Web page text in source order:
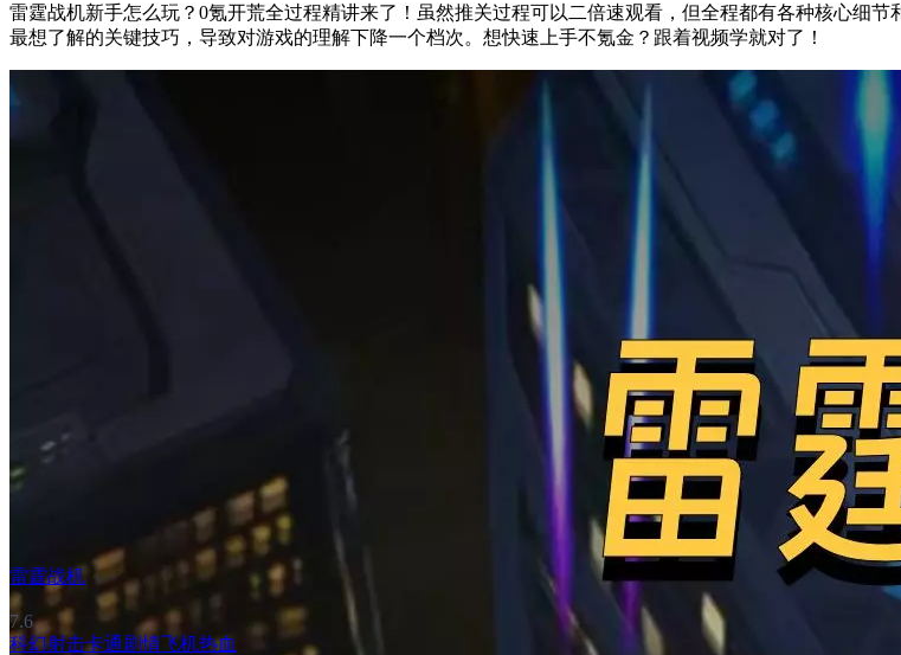
雷霆战机新手怎么玩？0氪开荒全过程精讲来了！虽然推关过程可以二倍速观看，但全程都有各种核心细
最想了解的关键技巧，导致对游戏的理解下降一个档次。想快速上手不氪金？跟着视频学就对了！
雷霆战机
7.6
科幻射击卡通剧情飞机热血